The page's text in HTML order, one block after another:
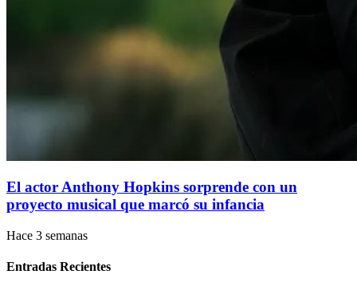
El actor Anthony Hopkins sorprende con un
proyecto musical que marcó su infancia
Hace 3 semanas
Entradas Recientes